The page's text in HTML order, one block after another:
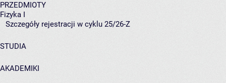
PRZEDMIOTY
Fizyka I
Szczegóły rejestracji w cyklu 25/26-Z
STUDIA
AKADEMIKI